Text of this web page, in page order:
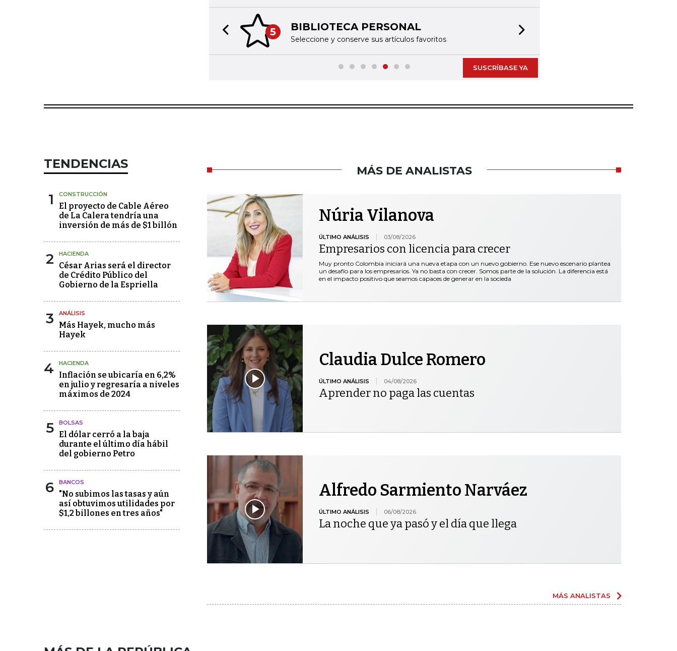
5 BIBLIOTECA PERSONAL
Seleccione y conserve sus artículos favoritos
Previous slide
SUSCRÍBASE YA
TENDENCIAS
1 CONSTRUCCIÓN
El proyecto de Cable Aéreo
de La Calera tendría una
inversión de más de $1 billón
2 HACIENDA
César Arias será el director
de Crédito Público del
Gobierno de la Espriella
3 ANÁLISIS
Más Hayek, mucho más
Hayek
4 HACIENDA
Inflación se ubicaría en 6,2%
en julio y regresaría a niveles
máximos de 2024
5 BOLSAS
El dólar cerró a la baja
durante el último día hábil
del gobierno Petro
6 BANCOS
"No subimos las tasas y aún
así obtuvimos utilidades por
$1,2 billones en tres años"
MÁS DE ANALISTAS
Núria Vilanova
ÚLTIMO ANÁLISIS 03/08/2026
Empresarios con licencia para crecer
Muy pronto Colombia iniciará una nueva etapa con un nuevo gobierno. Ese nuevo escenario plantea
un desafío para los empresarios. Ya no basta con crecer. Somos parte de la solución. La diferencia está
en el impacto positivo que seamos capaces de generar en la socieda
Claudia Dulce Romero
ÚLTIMO ANÁLISIS 04/08/2026
Aprender no paga las cuentas
Alfredo Sarmiento Narváez
ÚLTIMO ANÁLISIS 06/08/2026
La noche que ya pasó y el día que llega
MÁS ANALISTAS